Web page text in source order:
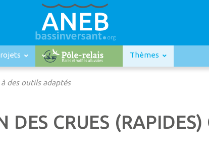
Thèmes
des outils adaptés
CRUES (RAPIDES)